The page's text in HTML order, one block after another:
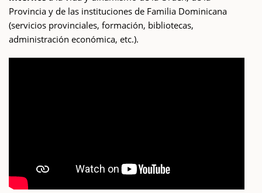
Provincia y de las instituciones de Familia Dominicana
(servicios provinciales, formación, bibliotecas,
administración económica, etc.).